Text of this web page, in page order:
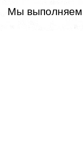
Мы выполняем